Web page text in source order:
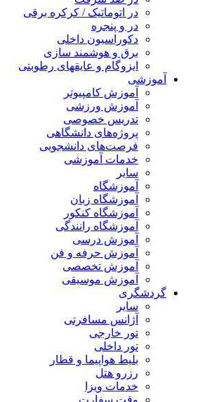
در اتوماتیک / کرکره برقی
در و پنجره
دکوراسیون داخلی
برق و هوشمند سازی
ایزوگام و عایقهای رطوبتی
آموزشی
آموزش کامپیوتر
آموزش ورزشی
تدریس خصوصی
پروژه‌های دانشگاهی
فرصت‌های دانشجویی
خدمات آموزشی
سایر
آموزشگاه
آموزشگاه زبان
آموزشگاه کنکور
آموزشگاه رانندگی
آموزش درسی
آموزش حرفه و فن
آموزش تخصصی
آموزش موسیقی
گردشگری
سایر
آژانس مسافرتی
تور خارجی
تور داخلی
بلیط هواپیما و قطار
رزرو هتل
خدمات ویزا